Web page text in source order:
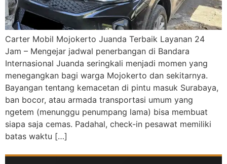
Carter Mobil Mojokerto Juanda Terbaik Layanan 24
Jam – Mengejar jadwal penerbangan di Bandara
Internasional Juanda seringkali menjadi momen yang
menegangkan bagi warga Mojokerto dan sekitarnya.
Bayangan tentang kemacetan di pintu masuk Surabaya,
ban bocor, atau armada transportasi umum yang
ngetem (menunggu penumpang lama) bisa membuat
siapa saja cemas. Padahal, check-in pesawat memiliki
batas waktu […]